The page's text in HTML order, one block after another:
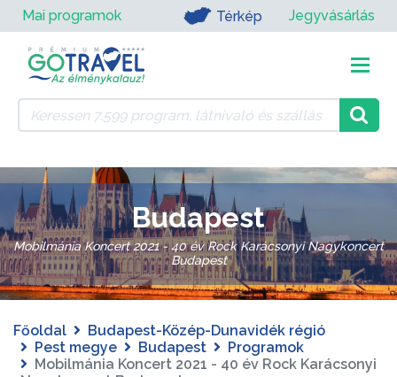
Mai programok Térkép Jegyvásárlás
Budapest
Mobilmánia Koncert 2021 - 40 év Rock Karácsonyi Nagykoncert
Budapest
Főoldal
Budapest-Közép-Dunavidék régió
Pest megye
Budapest
Programok
Mobilmánia Koncert 2021 - 40 év Rock Karácsonyi